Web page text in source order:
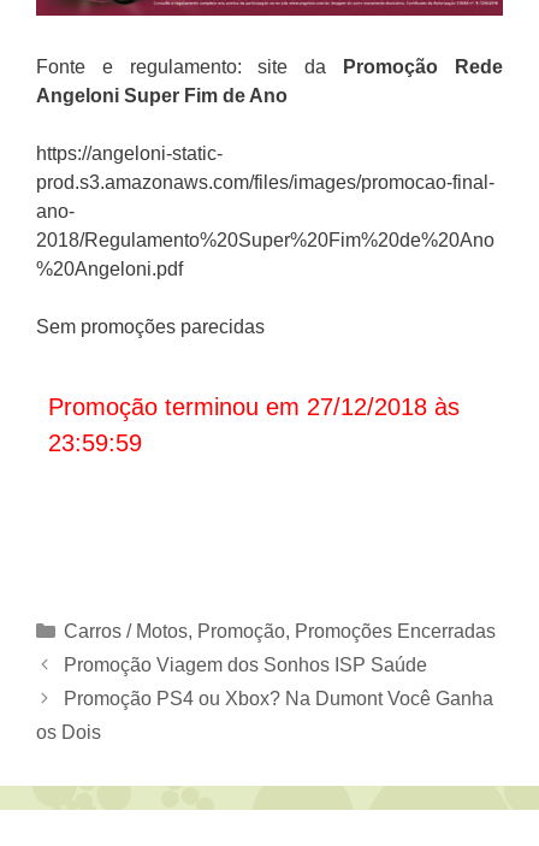
Fonte e regulamento: site da Promoção
Rede
Angeloni Super Fim de Ano
https://angeloni-static-
prod.s3.amazonaws.com/files/images/promocao-final-
ano-
2018/Regulamento%20Super%20Fim%20de%20Ano
%20Angeloni.pdf
Sem promoções parecidas
Promoção terminou em 27/12/2018 às
23:59:59
Categorias
Carros / Motos, Promoção, Promoções Encerradas
Promoção Viagem dos Sonhos ISP Saúde
Promoção PS4 ou Xbox? Na Dumont Você Ganha
os Dois